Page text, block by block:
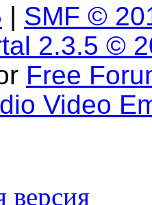
| SMF ©
2.3.5 ©
Free
Video
версия